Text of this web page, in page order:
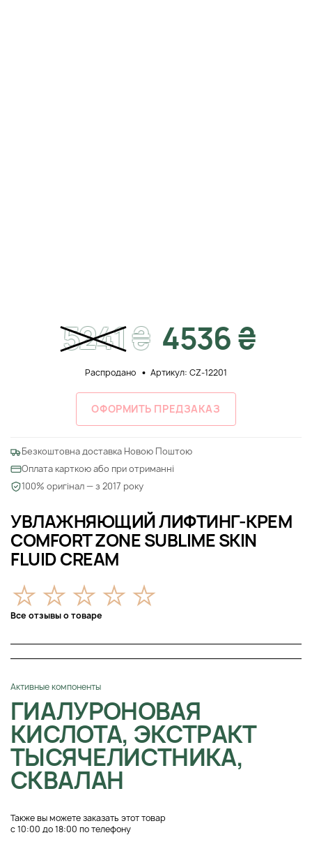
УВЛАЖНЯЮЩИЙ ЛИФТИНГ-КРЕМ
COMFORT ZONE SUBLIME SKIN
FLUID CREAM
Все отзывы о товаре
Активные компоненты
ГИАЛУРОНОВАЯ
КИСЛОТА, ЭКСТРАКТ
ТЫСЯЧЕЛИСТНИКА,
СКВАЛАН
Также вы можете заказать этот товар
с 10:00 до 18:00 по телефону
5241₴ 4536 ₴
Распродано Артикул: CZ-12201
ОФОРМИТЬ ПРЕДЗАКАЗ
Безкоштовна доставка Новою Поштою
Оплата карткою або при отриманні
100% оригінал — з 2017 року